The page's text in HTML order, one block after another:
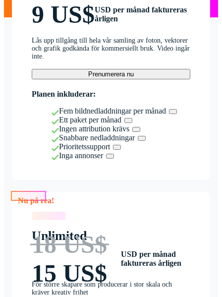
9 US$USD per månad faktureras
årligen
Lås upp tillgång till hela vår samling av foton, vektorer
och grafik godkända för kommersiellt bruk. Video ingår
inte.
Prenumerera nu
Planen inkluderar:
Fem bildnedladdningar per månad
Ett paket per månad
Ingen attribution krävs
Snabbare nedladdningar
Prioritetssupport
Inga annonser
Nu på rea!
Unlimited
18 US$
15 US$
USD per månad
faktureras årligen
För större skapare som producerar i stor skala och
kräver kreativ frihet